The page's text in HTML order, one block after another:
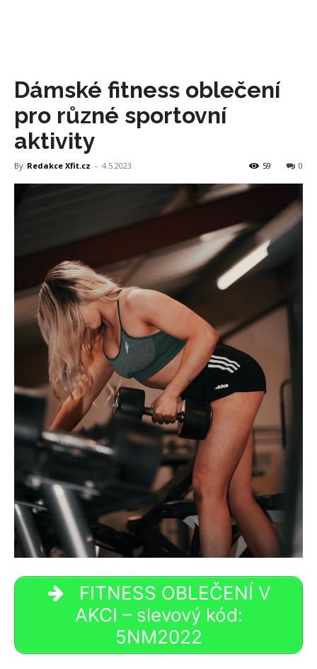
Dámské fitness oblečení
pro různé sportovní
aktivity
By Redakce Xfit.cz - 4.5.2023 0
59
FITNESS OBLEČENÍ V
AKCI – slevový kód:
5NM2022